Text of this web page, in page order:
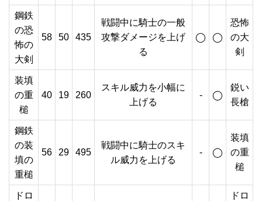
鋼鉄
の恐
怖の
大剣
58 50 435
戦闘中に騎士の一般
攻撃ダメージを上げ
る
◯ ◯
恐怖
の大
剣
装填
の重
槌
40 19 260
スキル威力を小幅に
上げる
- ◯
鋭い
長槍
鋼鉄
の装
填の
重槌
56 29 495
戦闘中に騎士のスキ
ル威力を上げる
- ◯
装填
の重
槌
ドロ
ドロ